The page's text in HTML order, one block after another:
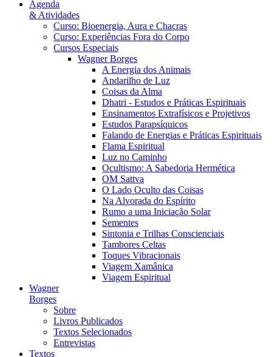
Agenda
& Atividades
Curso: Bioenergia, Aura e Chacras
Curso: Experiências Fora do Corpo
Cursos Especiais
Wagner Borges
A Energia dos Animais
Andarilho de Luz
Coisas da Alma
Dhatri - Estudos e Práticas Espirituais
Ensinamentos Extrafísicos e Projetivos
Estudos Parapsíquicos
Falando de Energias e Práticas Espirituais
Flama Espiritual
Luz no Caminho
Ocultismo: A Sabedoria Hermética
OM Sattva
O Lado Oculto das Coisas
Na Alvorada do Espírito
Rumo a uma Iniciação Solar
Sementes
Sintonia e Trilhas Conscienciais
Tambores Celtas
Toques Vibracionais
Viagem Xamânica
Viagem Espiritual
Wagner
Borges
Sobre
Livros Publicados
Textos Selecionados
Entrevistas
Textos